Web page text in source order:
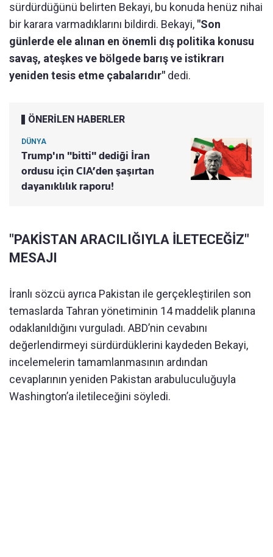
sürdürdüğünü belirten Bekayi, bu konuda henüz nihai
bir karara varmadıklarını bildirdi. Bekayi, "Son
günlerde ele alınan en önemli dış politika konusu
savaş, ateşkes ve bölgede barış ve istikrarı
yeniden tesis etme çabalarıdır" dedi.
ÖNERİLEN HABERLER
DÜNYA
Trump'ın "bitti" dediği İran
ordusu için CIA’den şaşırtan
dayanıklılık raporu!
"PAKİSTAN ARACILIĞIYLA İLETECEĞİZ"
MESAJI
İranlı sözcü ayrıca Pakistan ile gerçekleştirilen son
temaslarda Tahran yönetiminin 14 maddelik planına
odaklanıldığını vurguladı. ABD’nin cevabını
değerlendirmeyi sürdürdüklerini kaydeden Bekayi,
incelemelerin tamamlanmasının ardından
cevaplarının yeniden Pakistan arabuluculuğuyla
Washington’a iletileceğini söyledi.